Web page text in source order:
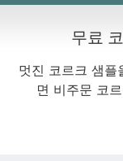
무료
멋진 코르크 샘플
면 비주문 코